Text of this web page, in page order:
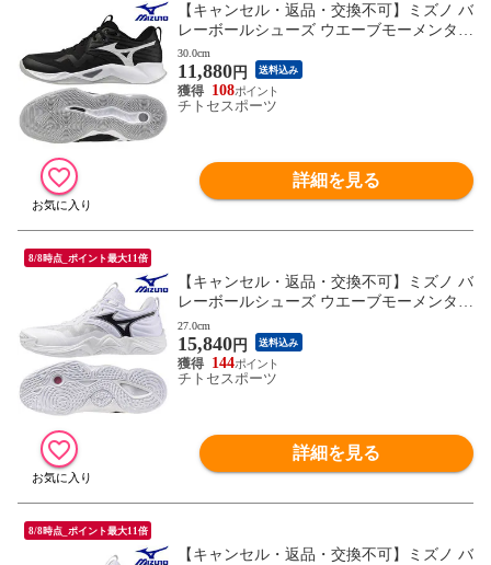
【キャンセル・返品・交換不可】ミズノ バ
レーボールシューズ ウエーブモーメンタム
PRO V1GA254054 ユニセックス 2025AW R
FCL
30.0cm
11,880円 送料込み
108
チトセスポーツ
詳細を見る
8/8時点_ポイント最大11倍
【キャンセル・返品・交換不可】ミズノ バ
レーボールシューズ ウエーブモーメンタム
ELITE V1GA251251 ユニセックス 2025AW
RFCL
27.0cm
15,840円 送料込み
144
チトセスポーツ
詳細を見る
8/8時点_ポイント最大11倍
【キャンセル・返品・交換不可】ミズノ バ